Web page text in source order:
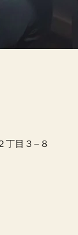
丁目３−８